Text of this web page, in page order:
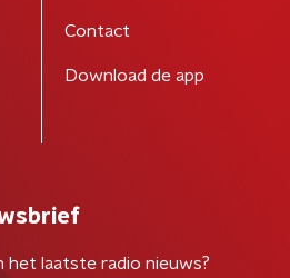
Contact
Download de app
laatste radio nieuws?